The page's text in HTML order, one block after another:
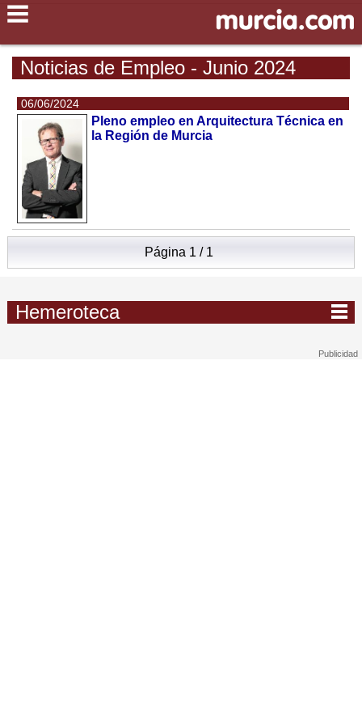
Noticias de Empleo - Junio 2024
06/06/2024
Pleno empleo en Arquitectura Técnica en
la Región de Murcia
Página 1 / 1
Hemeroteca